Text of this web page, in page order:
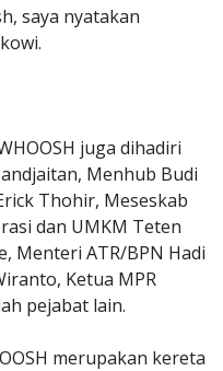
saya nyatakan
juga dihadiri
Menhub Budi
Thohir, Meseskab
dan UMKM Teten
Menteri ATR/BPN Hadi
Ketua MPR
pejabat lain.
merupakan kereta